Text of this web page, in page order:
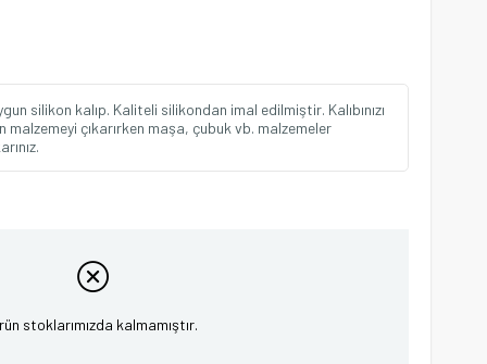
silikon kalıp. Kaliteli silikondan imal edilmiştir. Kalıbınızı
çıkarırken maşa, çubuk vb. malzemeler
stoklarımızda kalmamıştır.